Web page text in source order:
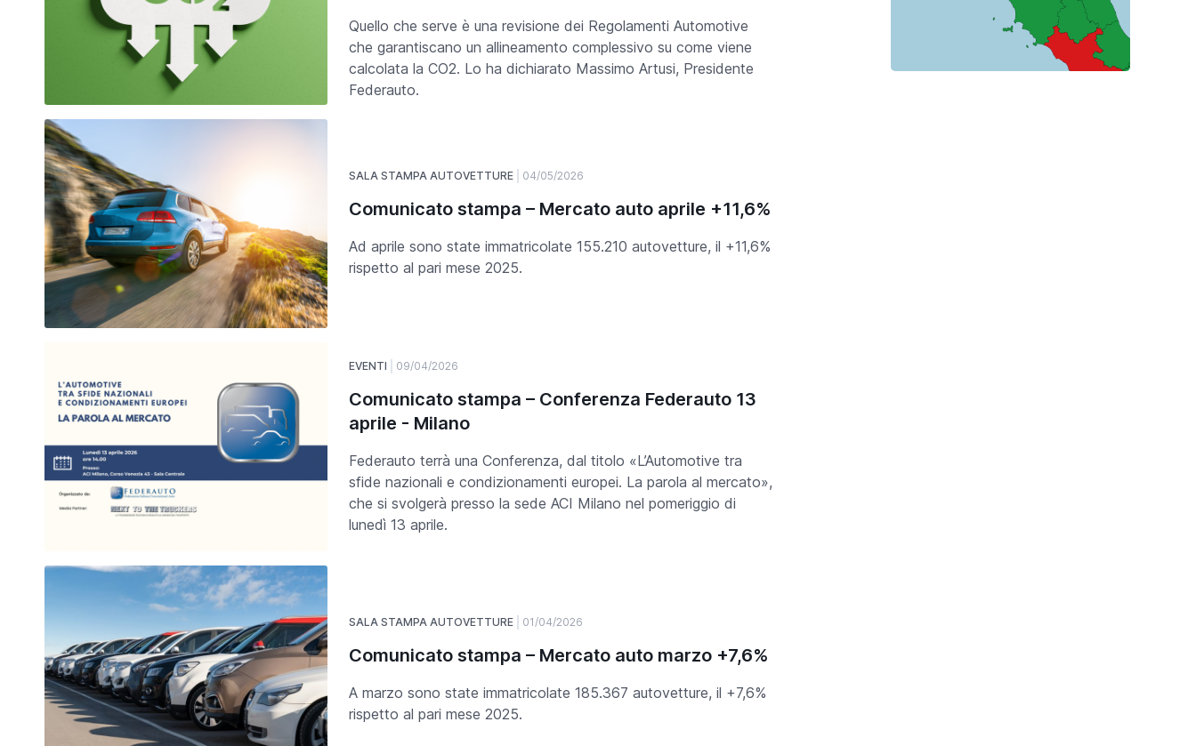
Quello che serve è una revisione dei Regolamenti Automotive
che garantiscano un allineamento complessivo su come viene
calcolata la CO2. Lo ha dichiarato Massimo Artusi, Presidente
Federauto.
SALA STAMPA AUTOVETTURE 04/05/2026
Comunicato stampa – Mercato auto aprile +11,6%
Ad aprile sono state immatricolate 155.210 autovetture, il +11,6%
rispetto al pari mese 2025.
EVENTI 09/04/2026
Comunicato stampa – Conferenza Federauto 13
aprile - Milano
Federauto terrà una Conferenza, dal titolo «L’Automotive tra
sfide nazionali e condizionamenti europei. La parola al mercato»,
che si svolgerà presso la sede ACI Milano nel pomeriggio di
lunedì 13 aprile.
SALA STAMPA AUTOVETTURE 01/04/2026
Comunicato stampa – Mercato auto marzo +7,6%
A marzo sono state immatricolate 185.367 autovetture, il +7,6%
rispetto al pari mese 2025.